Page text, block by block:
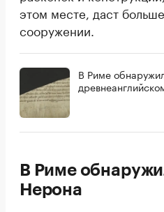
этом месте, даст
сооружении.
В Риме
В Риме
Нерона